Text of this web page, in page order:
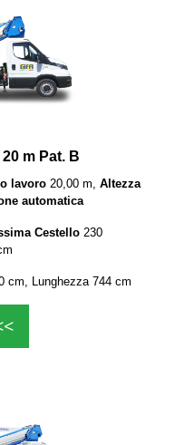
m Pat. B
lavoro 20,00 m, Altezza
automatica
Cestello 230
cm, Lunghezza 744 cm